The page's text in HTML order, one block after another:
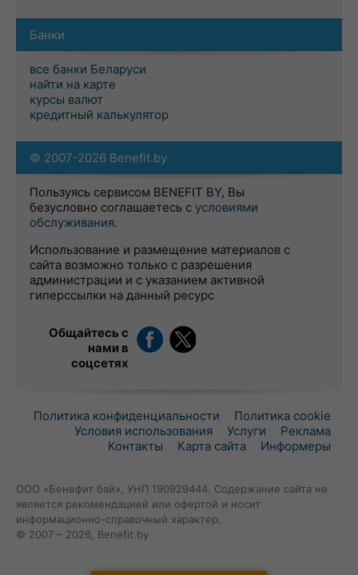
Банки
все банки Беларуси
найти на карте
курсы валют
кредитный калькулятор
© 2007-2026 Benefit.by
Пользуясь сервисом BENEFIT BY, Вы
безусловно соглашаетесь с условиями
обслуживания.
Использование и размещение материалов с
сайта возможно только с разрешения
администрации и с указанием активной
гиперссылки на данный ресурс
Общайтесь с
нами в
соцсетях
Политика конфиденциальности
Политика cookie
Условия использования
Услуги
Реклама
Контакты
Карта сайта Информеры
ООО «Бенефит бай», УНП 190929444. Содержание сайта не
является рекомендацией или офертой и носит
информационно-справочный характер.
© 2007 – 2026, Benefit.by